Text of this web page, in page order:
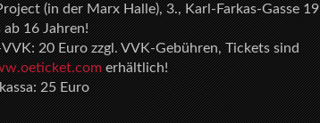
(in der Marx Halle), 3., Karl-Farkas-Gasse 19
ab 16 Jahren!
20 Euro zzgl. VVK-Gebühren, Tickets sind
erhältlich!
25 Euro